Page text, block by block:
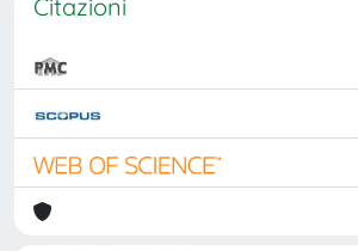
Citazioni